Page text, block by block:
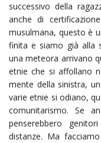
successivo della
anche di
musulmana, questo è
finita e siamo già alla
una meteora arrivano
etnie che si affollano
mente della sinistra,
varie etnie si odiano,
comunitarismo. Se
penserebbero
distanze. Ma